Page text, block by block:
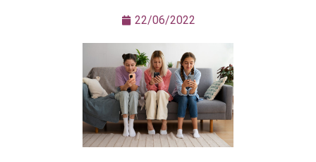
22/06/2022